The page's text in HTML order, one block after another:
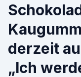
derzeit
„Ich